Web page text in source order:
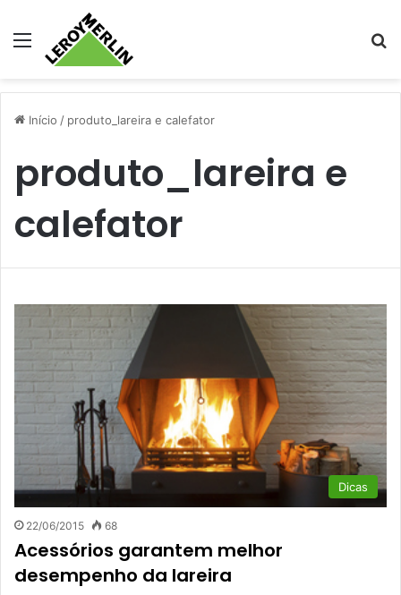
Menu
Início / produto_lareira e calefator
produto_lareira e
calefator
Dicas
22/06/2015 68
Acessórios garantem melhor
desempenho da lareira